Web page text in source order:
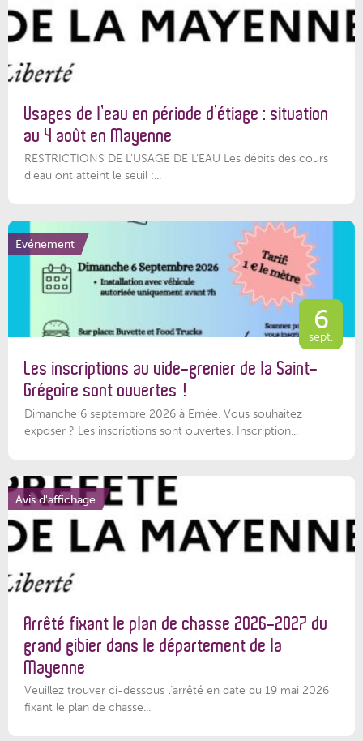
Usages de l’eau en période d’étiage : situation
au 4 août en Mayenne
RESTRICTIONS DE L’USAGE DE L’EAU Les débits des cours
d'eau ont atteint le seuil :...
Événement
6
sept.
Les inscriptions au vide-grenier de la Saint-
Grégoire sont ouvertes !
Dimanche 6 septembre 2026 à Ernée. Vous souhaitez
exposer ? Les inscriptions sont ouvertes. Inscription...
Avis d'affichage
Arrêté fixant le plan de chasse 2026-2027 du
grand gibier dans le département de la
Mayenne
Veuillez trouver ci-dessous l’arrêté en date du 19 mai 2026
fixant le plan de chasse...